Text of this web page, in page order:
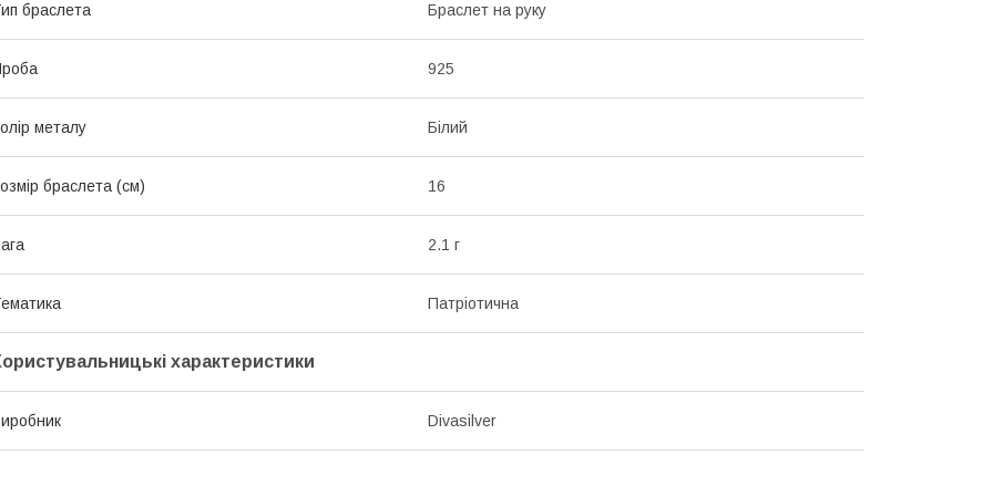
браслета Браслет на руку
925
металу Білий
браслета (см) 16
2.1 г
Патріотична
характеристики
Divasilver